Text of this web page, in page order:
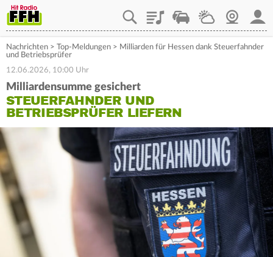
PlaylistStaupilotWetterWebcam
Nachrichten > Top-Meldungen > Milliarden für Hessen dank Steuerfahnder
und Betriebsprüfer
12.06.2026, 10:00 Uhr
Milliardensumme gesichert
STEUERFAHNDER UND
BETRIEBSPRÜFER LIEFERN